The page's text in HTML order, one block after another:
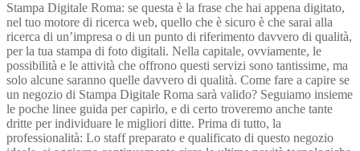
Stampa Digitale Roma: se questa è la frase che hai appena digitato,
nel tuo motore di ricerca web, quello che è sicuro è che sarai alla
ricerca di un’impresa o di un punto di riferimento davvero di qualità,
per la tua stampa di foto digitali. Nella capitale, ovviamente, le
possibilità e le attività che offrono questi servizi sono tantissime, ma
solo alcune saranno quelle davvero di qualità. Come fare a capire se
un negozio di Stampa Digitale Roma sarà valido? Seguiamo insieme
le poche linee guida per capirlo, e di certo troveremo anche tante
dritte per individuare le migliori ditte. Prima di tutto, la
professionalità: Lo staff preparato e qualificato di questo negozio